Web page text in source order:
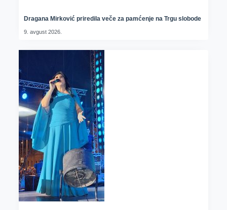
Dragana Mirković priredila veče za pamćenje na Trgu slobode
9. avgust 2026.